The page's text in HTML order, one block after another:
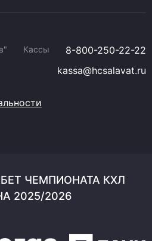
Кассы
8-800-250-22-22
kassa@hcsalavat.ru
ЧЕМПИОНАТА КХЛ
2025/2026